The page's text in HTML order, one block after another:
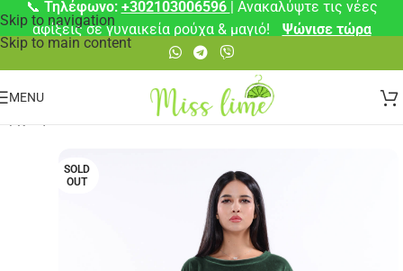
Skip to navigation
Skip to main content
📞 Τηλέφωνο: +302103006596 | Ανακαλύψτε τις νέες
αφίξεις σε γυναικεία ρούχα & μαγιό!
Ψώνισε τώρα
MENU
SOLD
OUT